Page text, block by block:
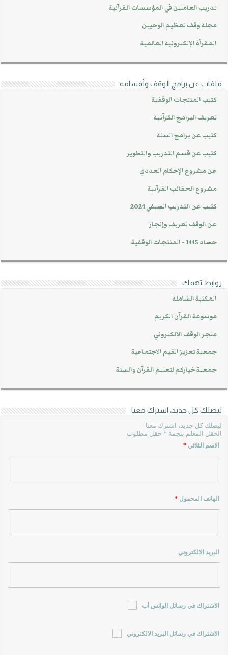
تدريب العاملين في المؤسسات القرآنية
مجلة وقف تعظيم الوحيين
المقرأة الإلكترونية العالمية
ملفات عن برامج الوقف وأقسامه
كتيب المنتجات الوقفية
تعريف البرامج القرآنية
كتيب عن برامج السنة
كتيب عن قسم التدريب والتطوير
عن مشروع الإحكام العددي
مشروع الحقائب القرآنية
كتيب عن التدريب الصيفي 2024
عن الوقف تعريف وإنجاز
حصاد 1445 - المنتجات الوقفية
روابط تهمك
المكتبة الشاملة
موسوعة القرآن الكريم
متجر الوقف الالكتروني
جمعية تعزيز القيم الاجتماعية
جمعية خياركم لتعليم القرآن والسنة
ليصلك كل جديد، اشترك معنا
ليصلك كل جديد، اشترك معنا
الحقل المعلم بنجمة * حقل مطلوب
الاسم الثلاثي*
الهاتف المحمول*
البريد الالكتروني
الاشتراك في رسائل الواتس أب
الاشتراك في رسائل البريد الالكتروني